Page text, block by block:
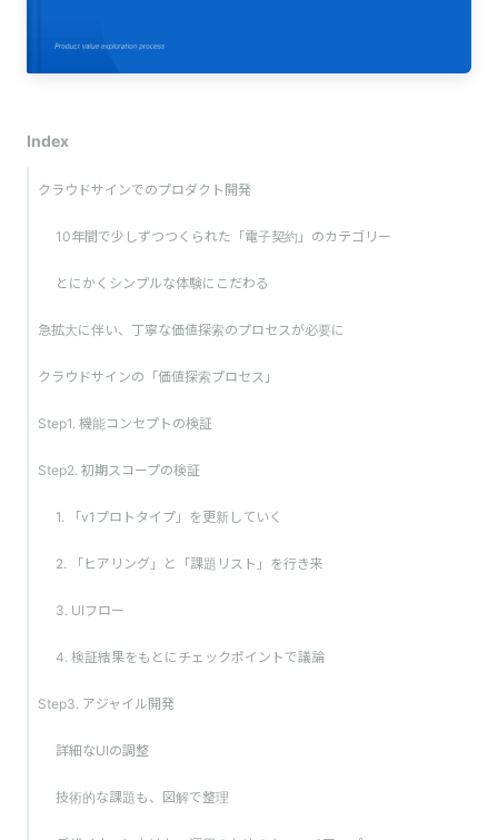
Index
クラウドサインでのプロダクト開発
10年間で少しずつつくられた「電子契約」のカテゴリー
とにかくシンプルな体験にこだわる
急拡大に伴い、丁寧な価値探索のプロセスが必要に
クラウドサインの「価値探索プロセス」
Step1. 機能コンセプトの検証
Step2. 初期スコープの検証
1. 「v1プロトタイプ」を更新していく
2. 「ヒアリング」と「課題リスト」を行き来
3. UIフロー
4. 検証結果をもとにチェックポイントで議論
Step3. アジャイル開発
詳細なUIの調整
技術的な課題も、図解で整理